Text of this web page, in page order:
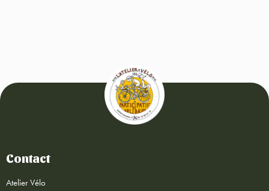
Contact
Atelier Vélo